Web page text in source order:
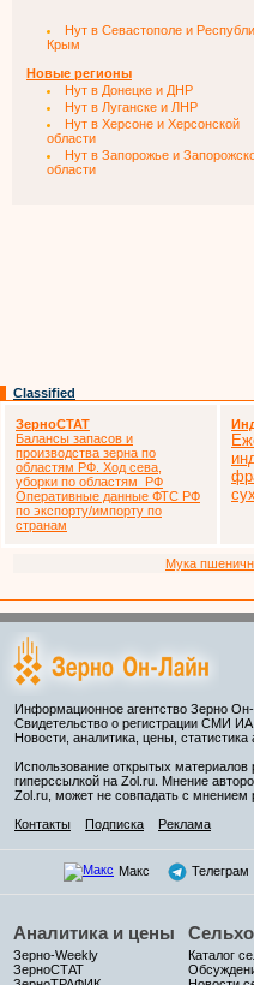
Нут в Севастополе и
Крым
Новые регионы
Нут в Донецке и ДНР
Нут в Луганске и ЛНР
Нут в Херсоне и Херсонской
области
Нут в Запорожье и
области
Classified
ЗерноСТАТ
Балансы запасов и
производства зерна по
областям РФ. Ход сева,
уборки по областям РФ
Оперативные данные ФТС РФ
по экспорту/импорту по
странам
Мука
Информационное агентство Зерно Он-
Свидетельство о регистрации СМИ
Новости, аналитика, цены, статистика
Использование открытых материалов
гиперссылкой на Zol.ru. Мнение
Zol.ru, может не совпадать с мнением
Контакты
Подписка Реклама
Макс Телеграм
Аналитика и цены
Зерно-Weekly
ЗерноСТАТ
Каталог